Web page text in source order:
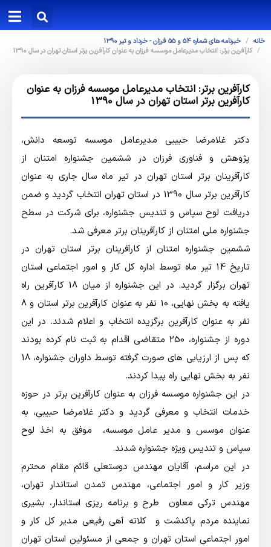
خانه
خبرنامه های شماره 54 و 55 فرزان - خرداد و تیر 1390
کارآفرین برتر: انتخاب مدیرعامل موسسه فرزان به عنوان کارآفرین برتر استان تهران در سال 1390
کارآفرین برتر: انتخاب مدیرعامل موسسه فرزان به عنوان
کارآفرین برتر استان تهران در سال 1390
دکتر غلامرضا حبیبی مدیرعامل موسسه توسعه دانش،
پژوهش و فناوری فرزان در ششمین جشنواره امتنان از
کارآفرینان برتر استان تهران در تیر ماه سال جاری به عنوان
کارآفرین برتر سال 1390 در استان تهران انتخاب گردید و ضمن
دریافت لوح سپاس و تندیس جشنواره، برای شرکت در سطح
جشنواره ملی امتنان از کارآفرینان برتر معرفی شد.
ششمین جشنواره امتنان از کارآفرینان برتر استان تهران در
تاریخ 14 تیر ماه توسط اداره کل کار و امور اجتماعی استان
تهران برگزار گردید. در این جشنواره از میان 18 کارآفرین راه
یافته به بخش نهایی، 10 نفر به عنوان کارآفرین برتر استان و 8
نفر به عنوان کارآفرین برگزیده انتخاب و اعلام شدند. در این
دوره از جشنواره، 250 متقاضی اقدام به ثبت نام کرده بودند
که پس از ارزیابی های صورت گرفته توسط داوران جشنواره، 18
نفر به بخش نهایی راه پیدا کردند.
در این جشنواره موسسه فرزان به عنوان کارآفرین برتر در حوزه
خدمات انتخاب و معرفی گردید و دکتر غلامرضا حبیبی، به
عنوان موسس و مدیر عامل موسسه، موفق به اخذ لوح
سپاس و تندیس ویژه جشنواره شدند.
در این مراسم، آقایان مهندس دوستعلي قائم مقام محترم
وزیر کار و امور اجتماعی، مهندس تمدن استاندار تهران،
مهندس ترکی معاون طرح و برنامه ریزی استاندار، بشیری
نماینده مردم پاکدشت و كلاته آهي رفیعی مدیر کل کار و
امور اجتماعی استان تهران و جمعی از مسئولین استان تهران